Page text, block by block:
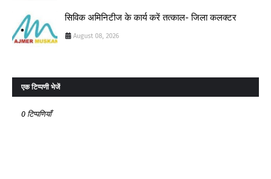
सिविक अमिनिटीज के कार्य करें तत्काल- जिला कलक्टर
August 08, 2026
एक टिप्पणी भेजें
0 टिप्पणियाँ